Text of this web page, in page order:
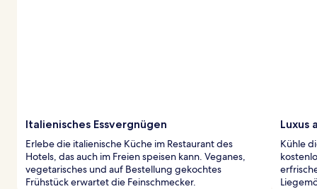
Italienisches Essvergnügen
Erlebe die italienische Küche im Restaurant des
Hotels, das auch im Freien speisen kann. Veganes,
vegetarisches und auf Bestellung gekochtes
Frühstück erwartet die Feinschmecker.
Luxus
Kühle